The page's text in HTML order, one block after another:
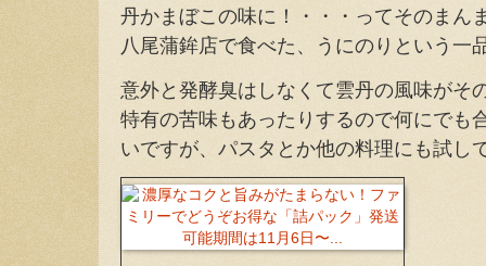
丹かまぼこの味に！・・・ってそのまん
八尾蒲鉾店で食べた、うにのりという一
意外と発酵臭はしなくて雲丹の風味がそ
特有の苦味もあったりするので何にでも
いですが、パスタとか他の料理にも試し